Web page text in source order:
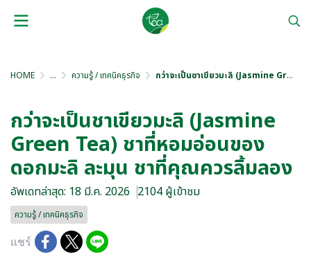
HOME ... ความรู้ / เทคนิคธุรกิจ กว่าจะเป็นชาเขียวมะลิ (Jasmine Green Tea) ชาที่หอมอ่อนของดอกมะลิ ละมุน ชาที่คุณควรลิ้มลอง
กว่าจะเป็นชาเขียวมะลิ (Jasmine
Green Tea) ชาที่หอมอ่อนของ
ดอกมะลิ ละมุน ชาที่คุณควรลิ้มลอง
อัพเดทล่าสุด: 18 มี.ค. 2026 2104 ผู้เข้าชม
ความรู้ / เทคนิคธุรกิจ
แชร์